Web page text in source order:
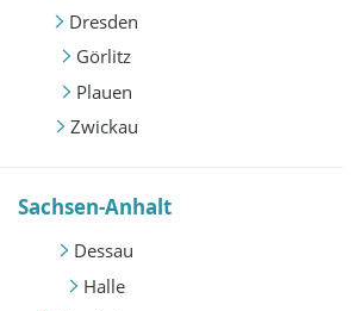
Dresden
Görlitz
Plauen
Zwickau
Sachsen-Anhalt
Dessau
Halle